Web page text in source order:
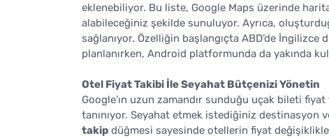
eklenebiliyor. Bu liste, Google Maps üzerinde
alabileceğiniz şekilde sunuluyor. Ayrıca,
sağlanıyor. Özelliğin başlangıçta ABD’de İngilizce
planlanırken, Android platformunda da yakında
Otel Fiyat Takibi İle Seyahat Bütçenizi Yönetin
Google’ın uzun zamandır sunduğu uçak bileti
tanınıyor. Seyahat etmek istediğiniz destinasyon
takip düğmesi sayesinde otellerin fiyat